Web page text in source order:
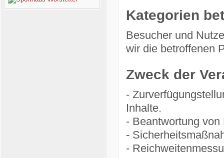
Kategorien
Besucher und
wir die betroffenen
Zweck der
-
Inhalte.
- Beantwortung
-
-